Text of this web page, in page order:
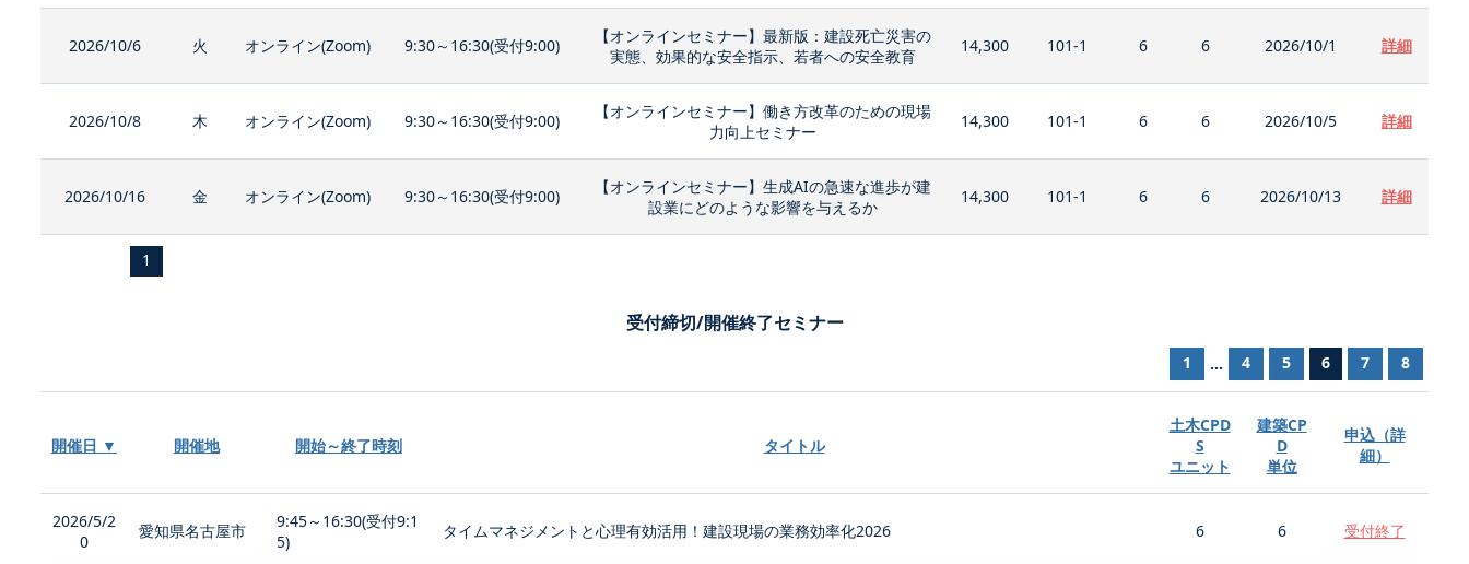
2026/10/6 火 オンライン(Zoom) 9:30～16:30(受付9:00)
【オンラインセミナー】最新版：建設死亡災害の
実態、効果的な安全指示、若者への安全教育
14,300 101-1 6 6 2026/10/1 詳細
2026/10/8 木 オンライン(Zoom) 9:30～16:30(受付9:00)
【オンラインセミナー】働き方改革のための現場
力向上セミナー
14,300 101-1 6 6 2026/10/5 詳細
2026/10/16 金 オンライン(Zoom) 9:30～16:30(受付9:00)
【オンラインセミナー】生成AIの急速な進歩が建
設業にどのような影響を与えるか
14,300 101-1 6 6 2026/10/13 詳細
1
受付締切/開催終了セミナー
1 ... 4 5 6 7 8
開催日 ▼ 開催地 開始～終了時刻 タイトル
土木CPD
S
ユニット
建築CP
D
単位
申込（詳
細）
2026/5/2
0
愛知県名古屋市
9:45～16:30(受付9:1
5)
タイムマネジメントと心理有効活用！建設現場の業務効率化2026 6 6 受付終了